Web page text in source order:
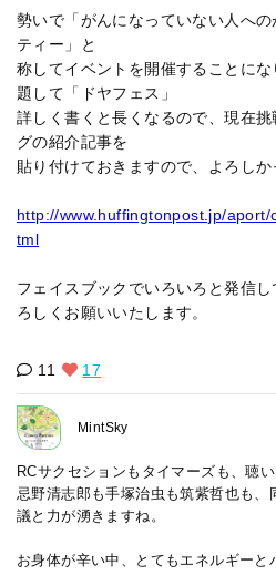
勢いで「がんになっていない人へ
ティー」と
称してイベントを開催することにな
題して「ドヤフェス」
詳しく書くと長くなるので、現在
グの紹介記事を
貼り付けておきますので、よろしか
http://www.huffingtonpost.jp/
tml
フェイスブックでいろいろと発信
ろしくお願いいたします。
11 17
MintSky
RCサクセションもタイマーズも、聴い
忌野清志郎も手塚治虫も筑紫哲也も、
議と力が湧きますね。
お身体が辛い中、とてもエネルギーと